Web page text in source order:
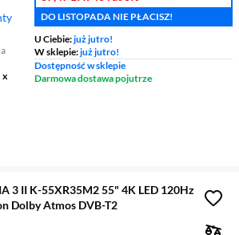
pdf
nowym oknie)
x
DO LISTOPADA NIE PŁACISZ!
U Ciebie:już jutro!
W sklepie:już jutro!
Dostępność w sklepie
Darmowa dostawa pojutrze
3 II K-55XR35M2 55" 4K LED 120Hz
Dolby Atmos DVB-T2